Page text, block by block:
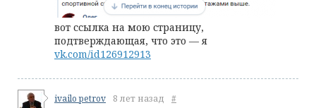
вот ссылка на мою страницу,
подтверждающая, что это — я
vk.com/id126912913
ivailo petrov 8 лет назад #